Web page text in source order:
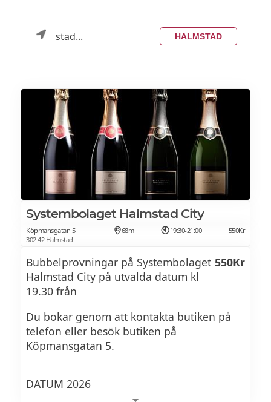
stad... HALMSTAD
Systembolaget Halmstad City
Köpmansgatan 5
302 42 Halmstad
68m 19:30-21:00 550Kr
Bubbelprovningar på Systembolaget
Halmstad City på utvalda datum kl
19.30 från
550Kr
Du bokar genom att kontakta butiken på
telefon eller besök butiken på
Köpmansgatan 5.
DATUM 2026